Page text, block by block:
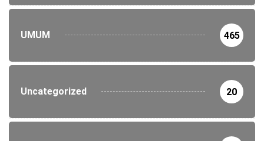
UMUM 465
Uncategorized 20